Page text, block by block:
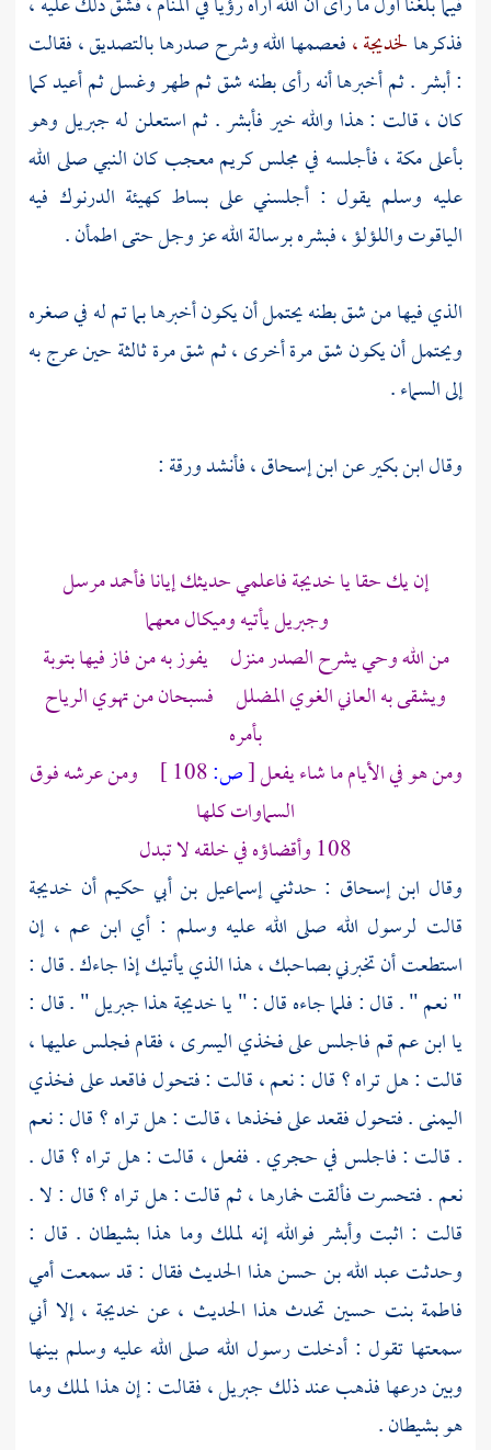
فذكرهالخديجة ،فعصمها الله وشرح صدرها بالتصديق ، فقالت
: أبشر . ثم أخبرها أنه رأى بطنه شق ثم طهر وغسل ثم أعيد كما
كان ، قالت : هذا والله خير فأبشر . ثم استعلن لهجبريلوهو
بأعلىمكة ،فأجلسه في مجلس كريم معجب كان النبي صلى الله
عليه وسلم يقول : أجلسني على بساط كهيئة الدرنوك فيه
الياقوت واللؤلؤ ، فبشره برسالة الله عز وجل حتى اطمأن .
الذي فيها من شق بطنه يحتمل أن يكون أخبرها بما تم له في صغره
ويحتمل أن يكون شق مرة أخرى ، ثم شق مرة ثالثة حين عرج به
إلى السماء .
وقالابن بكيرعنابن إسحاق ،فأنشدورقة:
إن يك حقا ياخديجةفاعلمي حديثك إيانا فأحمد مرسل
وجبريليأتيهوميكالمعهما
من الله وحي يشرح الصدر منزل يفوز به من فاز فيها بتوبة
ويشقى به العاني الغوي المضلل فسبحان من تهوي الرياح
بأمره
ومن هو في الأيام ما شاء يفعل[ص:
ومن عرشه فوق
السماوات كلها
108 وأقضاؤه في خلقه لا تبدل
وقال ابن إسحاق : حدثنيإسماعيل بن أبي حكيمأن خديجة
قالت لرسول الله صلى الله عليه وسلم : أي ابن عم ، إن
استطعت أن تخبرني بصاحبك ، هذا الذي يأتيك إذا جاءك . قال :
" نعم " . قال : فلما جاءه قال : " ياخديجةهذاجبريل" . قال :
يا ابن عم قم فاجلس على فخذي اليسرى ، فقام فجلس عليها ،
قالت : هل تراه ؟ قال : نعم ، قالت : فتحول فاقعد على فخذي
اليمنى . فتحول فقعد على فخذها ، قالت : هل تراه ؟ قال : نعم
. قالت : فاجلس في حجري . ففعل ، قالت : هل تراه ؟ قال .
نعم . فتحسرت فألقت خمارها ، ثم قالت : هل تراه ؟ قال : لا .
قالت : اثبت وأبشر فوالله إنه لملك وما هذا بشيطان . قال :
وحدثتعبد الله بن حسنهذا الحديث فقال : قد سمعت أمي
فاطمة بنت حسين تحدث هذا الحديث ، عن خديجة ،إلا أني
سمعتها تقول : أدخلت رسول الله صلى الله عليه وسلم بينها
وبين درعها فذهب عند ذلكجبريل ،فقالت : إن هذا لملك وما
هو بشيطان .